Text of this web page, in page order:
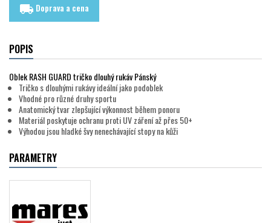
local_shipping Doprava a cena
POPIS
Oblek RASH GUARD tričko dlouhý rukáv Pánský
Tričko s dlouhými rukávy ideální jako podoblek
Vhodné pro různé druhy sportu
Anatomický tvar zlepšující výkonnost během ponoru
Materiál poskytuje ochranu proti UV záření až přes 50+
Výhodou jsou hladké švy nenechávající stopy na kůži
PARAMETRY